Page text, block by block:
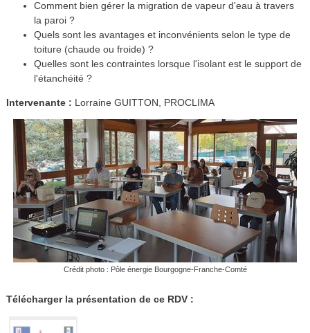
Comment bien gérer la migration de vapeur d'eau à travers
la paroi ?
Quels sont les avantages et inconvénients selon le type de
toiture (chaude ou froide) ?
Quelles sont les contraintes lorsque l'isolant est le support de
l'étanchéité ?
Intervenante : Lorraine GUITTON, PROCLIMA
Crédit photo : Pôle énergie Bourgogne-Franche-Comté
Télécharger la présentation de ce RDV :